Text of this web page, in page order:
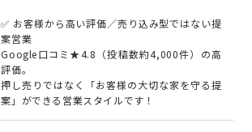
✅ お客様から高い評価／売り込み型ではない提
案営業
Google口コミ★4.8（投稿数約4,000件）の高
評価。
押し売りではなく「お客様の大切な家を守る提
案」ができる営業スタイルです！